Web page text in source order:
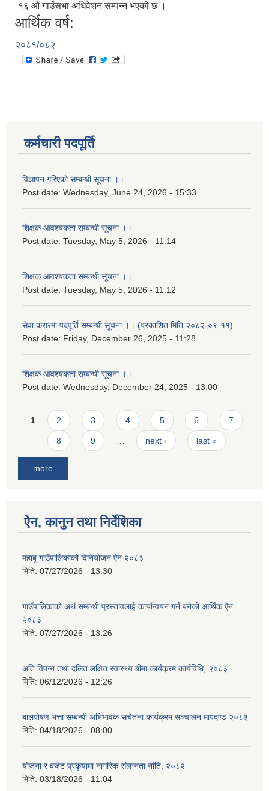
१६ औ गाउँसभा अधिवेशन सम्पन्न भएको छ ।
आर्थिक वर्ष:
२०८१/०८२
कर्मचारी पदपूर्ति
विज्ञापन गरिएको सम्बन्धी सूचना ।।
Post date: Wednesday, June 24, 2026 - 15:33
शिक्षक आवश्यकता सम्बन्धी सूचना ।।
Post date: Tuesday, May 5, 2026 - 11:14
शिक्षक आवश्यकता सम्बन्धी सूचना ।।
Post date: Tuesday, May 5, 2026 - 11:12
सेवा करारमा पदपूर्ति सम्बन्धी सूचना ।। (प्रकाशित मिति २०८२-०९-११)
Post date: Friday, December 26, 2025 - 11:28
शिक्षक आवश्यकता सम्बन्धी सूचना ।।
Post date: Wednesday, December 24, 2025 - 13:00
Pages
1 2 3 4 5 6 7
8 9 next › last »
more
ऐन, कानुन तथा निर्देशिका
महाबु गाउँपालिकाको विनियोजन ऐन २०८३
मिति: 07/27/2026 - 13:30
गाउँपालिकाको अर्थ सम्बन्धी प्रस्तावलाई कार्यान्वयन गर्न बनेको आर्थिक ऐन
२०८३
मिति: 07/27/2026 - 13:26
अति विपन्न तथा दलित लक्षित स्वास्थ्य बीमा कार्यक्रम कार्यविधि, २०८३
मिति: 06/12/2026 - 12:26
बालपोषण भत्ता सम्बन्धी अभिभावक सचेतना कार्यक्रम सञ्चालन मापदण्ड २०८३
मिति: 04/18/2026 - 08:00
योजना र बजेट प्रकृयामा नागरिक संलग्नता नीति, २०८२
मिति: 03/18/2026 - 11:04